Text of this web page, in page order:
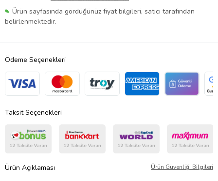
Ürün sayfasında gördüğünüz fiyat bilgileri, satıcı tarafından
belirlenmektedir.
Ödeme Seçenekleri
Taksit Seçenekleri
Ürün Açıklaması Ürün Güvenliği Bilgileri